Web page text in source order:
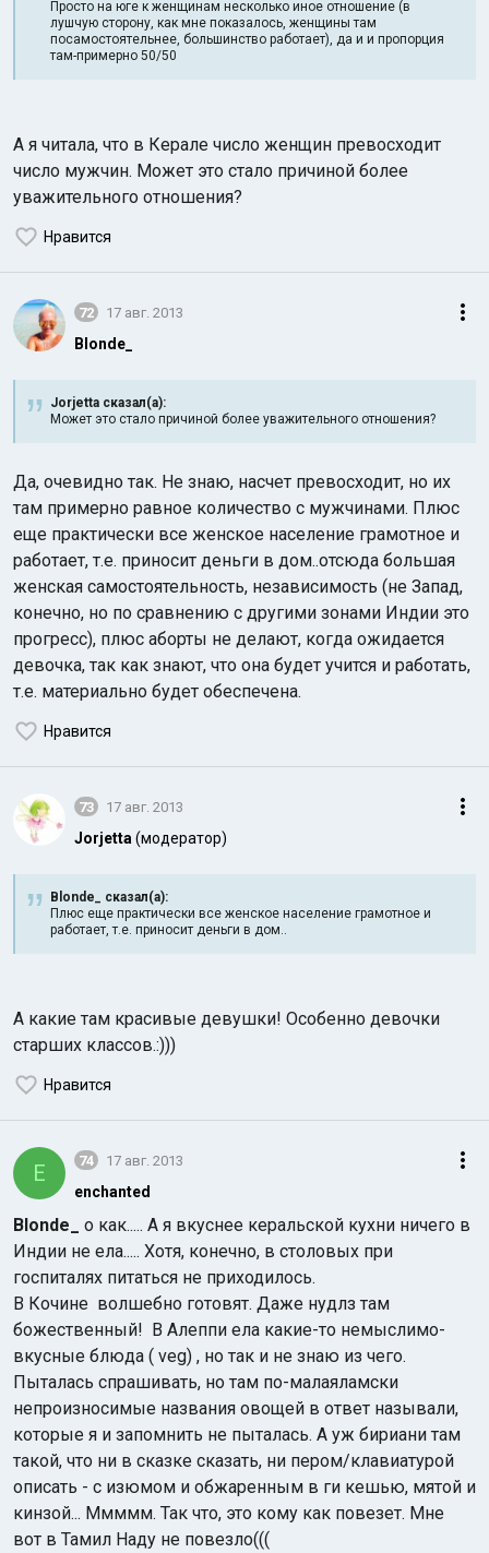
Просто на юге к женщинам несколько иное отношение (в
лушчую сторону, как мне показалось, женщины там
посамостоятельнее, большинство работает), да и и пропорция
там-примерно 50/50
А я читала, что в Керале число женщин превосходит
число мужчин. Может это стало причиной более
уважительного отношения?
Нравится
72 17 авг. 2013
Blonde_
Jorjetta сказал(а):
Может это стало причиной более уважительного отношения?
Да, очевидно так. Не знаю, насчет превосходит, но их
там примерно равное количество с мужчинами. Плюс
еще практически все женское население грамотное и
работает, т.е. приносит деньги в дом..отсюда большая
женская самостоятельность, независимость (не Запад,
конечно, но по сравнению с другими зонами Индии это
прогресс), плюс аборты не делают, когда ожидается
девочка, так как знают, что она будет учится и работать,
т.е. материально будет обеспечена.
Нравится
73 17 авг. 2013
Jorjetta (модератор)
Blonde_ сказал(а):
Плюс еще практически все женское население грамотное и
работает, т.е. приносит деньги в дом..
А какие там красивые девушки! Особенно девочки
старших классов.:)))
Нравится
E 74 17 авг. 2013
enchanted
Blonde_
о как..... А я вкуснее керальской кухни ничего в
Индии не ела..... Хотя, конечно, в столовых при
госпиталях питаться не приходилось.
В Кочине волшебно готовят. Даже нудлз там
божественный! В Алеппи ела какие-то немыслимо-
вкусные блюда ( veg) , но так и не знаю из чего.
Пыталась спрашивать, но там по-малаяламски
непроизносимые названия овощей в ответ называли,
которые я и запомнить не пыталась. А уж бириани там
такой, что ни в сказке сказать, ни пером/клавиатурой
описать - с изюмом и обжаренным в ги кешью, мятой и
кинзой... Ммммм. Так что, это кому как повезет. Мне
вот в Тамил Наду не повезло(((